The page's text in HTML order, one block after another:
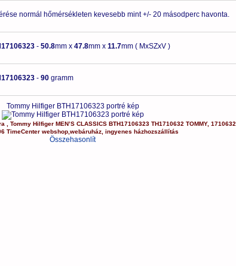
normál hőmérsékleten kevesebb mint +/- 20 másodperc havonta.
- 50.8mm x 47.8mm x 11.7mm ( MxSZxV )
- 90 gramm
Tommy Hilfiger BTH17106323 portré kép
Tommy Hilfiger MEN’S CLASSICS BTH17106323 TH1710632 TOMMY, 1710632
TimeCenter webshop, webáruház, ingyenes házhozszállítás
Összehasonlít